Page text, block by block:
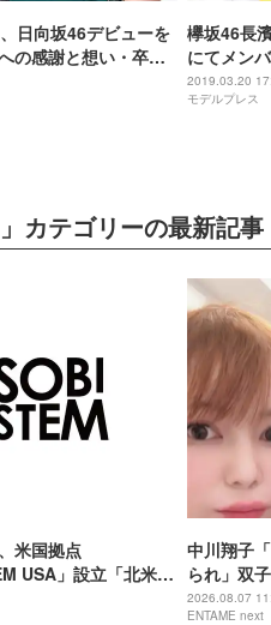
日向坂46デビューを
の感謝と想い・卒業
欅坂46長
にてメン
つづる
2019.03.20
モデルプレス
」カテゴリーの最新記事
米国拠点
USA」設立「北米で
中川翔子
られ」双
「やっと
2026.08.07
ENTAME next